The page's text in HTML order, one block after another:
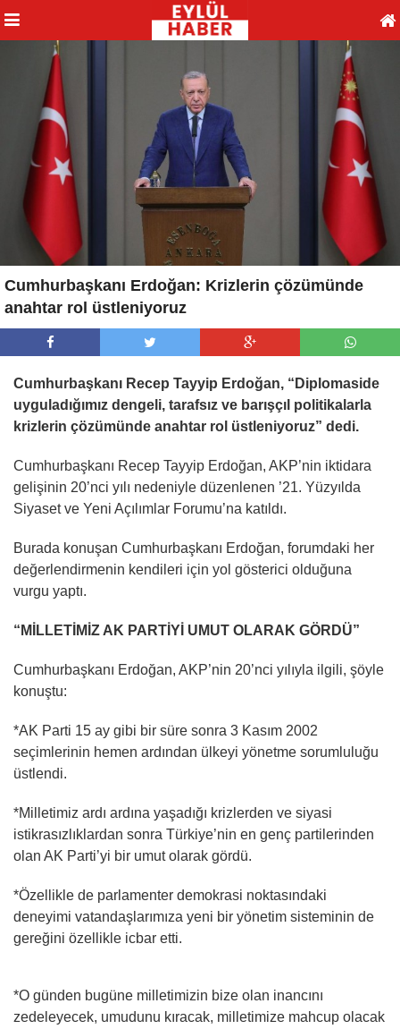
Cumhurbaşkanı Erdoğan: Krizlerin çözümünde
anahtar rol üstleniyoruz
Cumhurbaşkanı Recep Tayyip Erdoğan, “Diplomaside
uyguladığımız dengeli, tarafsız ve barışçıl politikalarla
krizlerin çözümünde anahtar rol üstleniyoruz” dedi.
Cumhurbaşkanı Recep Tayyip Erdoğan, AKP’nin iktidara
gelişinin 20’nci yılı nedeniyle düzenlenen ’21. Yüzyılda
Siyaset ve Yeni Açılımlar Forumu’na katıldı.
Burada konuşan Cumhurbaşkanı Erdoğan, forumdaki her
değerlendirmenin kendileri için yol gösterici olduğuna
vurgu yaptı.
“MİLLETİMİZ AK PARTİYİ UMUT OLARAK GÖRDÜ”
Cumhurbaşkanı Erdoğan, AKP’nin 20’nci yılıyla ilgili, şöyle
konuştu:
*AK Parti 15 ay gibi bir süre sonra 3 Kasım 2002
seçimlerinin hemen ardından ülkeyi yönetme sorumluluğu
üstlendi.
*Milletimiz ardı ardına yaşadığı krizlerden ve siyasi
istikrasızlıklardan sonra Türkiye’nin en genç partilerinden
olan AK Parti’yi bir umut olarak gördü.
*Özellikle de parlamenter demokrasi noktasındaki
deneyimi vatandaşlarımıza yeni bir yönetim sisteminin de
gereğini özellikle icbar etti.
*O günden bugüne milletimizin bize olan inancını
zedeleyecek, umudunu kıracak, milletimize mahcup olacak